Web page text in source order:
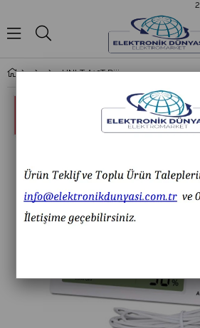
UNI-T A12T Dijital Termometre Sıcaklık Nem Ölçüm Cihazı A 12T A-12T